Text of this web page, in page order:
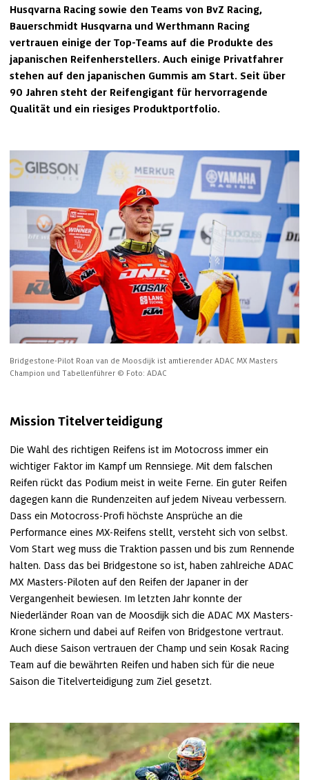
Husqvarna Racing sowie den Teams von BvZ Racing,
Bauerschmidt Husqvarna und Werthmann Racing
vertrauen einige der Top-Teams auf die Produkte des
japanischen Reifenherstellers. Auch einige Privatfahrer
stehen auf den japanischen Gummis am Start. Seit über
90 Jahren steht der Reifengigant für hervorragende
Qualität und ein riesiges Produktportfolio.
Bridgestone-Pilot Roan van de Moosdijk ist amtierender ADAC MX Masters
Champion und Tabellenführer © Foto: ADAC
Mission Titelverteidigung
Die Wahl des richtigen Reifens ist im Motocross immer ein
wichtiger Faktor im Kampf um Rennsiege. Mit dem falschen
Reifen rückt das Podium meist in weite Ferne. Ein guter Reifen
dagegen kann die Rundenzeiten auf jedem Niveau verbessern.
Dass ein Motocross-Profi höchste Ansprüche an die
Performance eines MX-Reifens stellt, versteht sich von selbst.
Vom Start weg muss die Traktion passen und bis zum Rennende
halten. Dass das bei Bridgestone so ist, haben zahlreiche ADAC
MX Masters-Piloten auf den Reifen der Japaner in der
Vergangenheit bewiesen. Im letzten Jahr konnte der
Niederländer Roan van de Moosdijk sich die ADAC MX Masters-
Krone sichern und dabei auf Reifen von Bridgestone vertraut.
Auch diese Saison vertrauen der Champ und sein Kosak Racing
Team auf die bewährten Reifen und haben sich für die neue
Saison die Titelverteidigung zum Ziel gesetzt.